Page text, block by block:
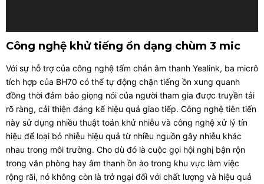
Công nghệ khử tiếng ồn dạng chùm 3 mic
Với sự hỗ trợ của công nghệ tấm chắn âm thanh Yealink, ba micrô
tích hợp của BH70 có thể tự động chặn tiếng ồn xung quanh
đồng thời đảm bảo giọng nói của người tham gia được truyền tải
rõ ràng, cải thiện đáng kể hiệu quả giao tiếp. Công nghệ tiên tiến
này sử dụng nhiều thuật toán khử nhiễu và công nghệ xử lý tín
hiệu để loại bỏ nhiễu hiệu quả từ nhiều nguồn gây nhiễu khác
nhau trong môi trường. Cho dù đó là cuộc gọi hội nghị bận rộn
trong văn phòng hay âm thanh ồn ào trong khu vực làm việc
rộng rãi, nó không còn là trở ngại đối với chất lượng và hiệu quả